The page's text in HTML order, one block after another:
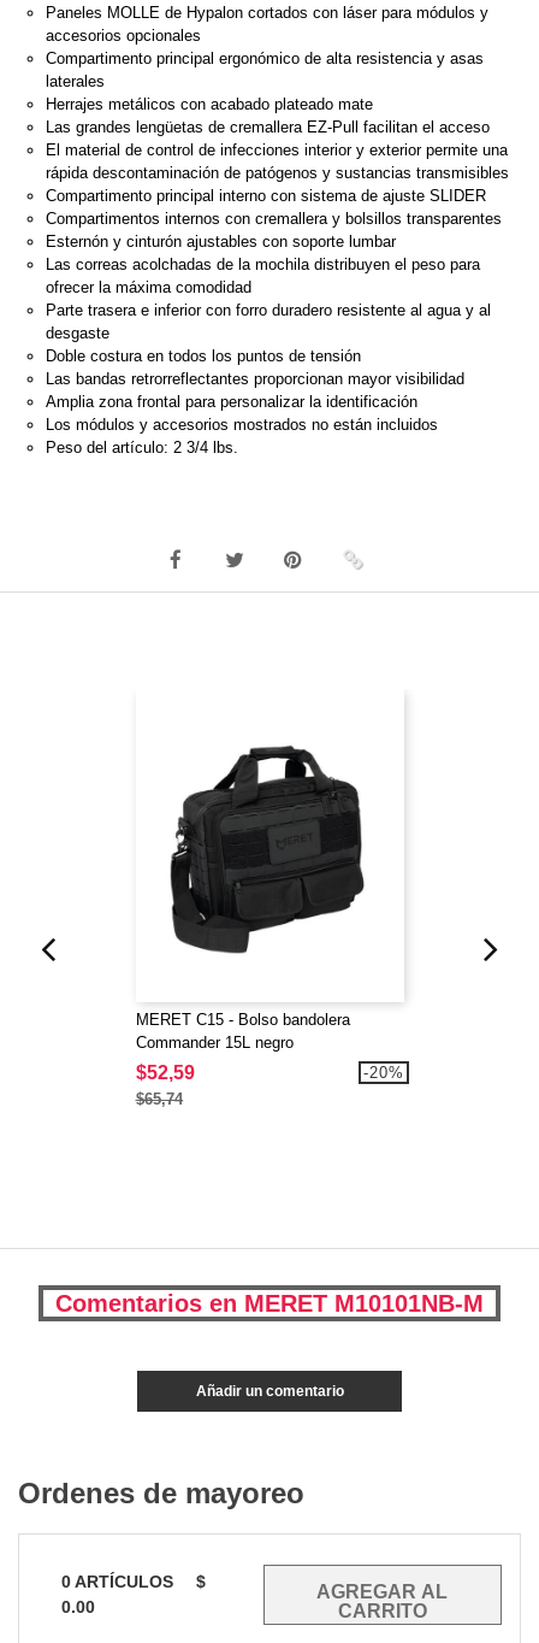
Paneles MOLLE de Hypalon cortados con láser para módulos y
accesorios opcionales
Compartimento principal ergonómico de alta resistencia y asas
laterales
Herrajes metálicos con acabado plateado mate
Las grandes lengüetas de cremallera EZ-Pull facilitan el acceso
El material de control de infecciones interior y exterior permite una
rápida descontaminación de patógenos y sustancias transmisibles
Compartimento principal interno con sistema de ajuste SLIDER
Compartimentos internos con cremallera y bolsillos transparentes
Esternón y cinturón ajustables con soporte lumbar
Las correas acolchadas de la mochila distribuyen el peso para
ofrecer la máxima comodidad
Parte trasera e inferior con forro duradero resistente al agua y al
desgaste
Doble costura en todos los puntos de tensión
Las bandas retrorreflectantes proporcionan mayor visibilidad
Amplia zona frontal para personalizar la identificación
Los módulos y accesorios mostrados no están incluidos
Peso del artículo: 2 3/4 lbs.
MERET C15 - Bolso bandolera
Commander 15L negro
$52,59
$65,74
-20%
Comentarios en MERET M10101NB-M
Añadir un comentario
Ordenes de mayoreo
0ARTÍCULOS
$
0.00